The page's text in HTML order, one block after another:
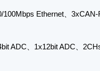
100Mbps Ethernet、3xCAN-
ADC、1x12bit ADC、